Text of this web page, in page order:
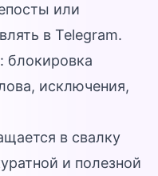
или
в Telegram.
блокировка
исключения,
в свалку
и полезной